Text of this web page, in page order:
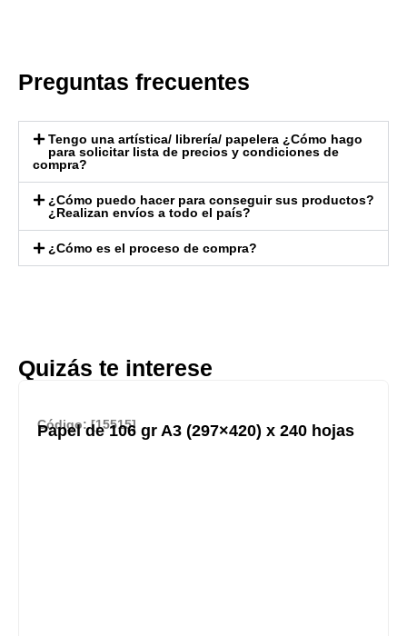
Preguntas frecuentes
Tengo una artística/ librería/ papelera ¿Cómo hago
para solicitar lista de precios y condiciones de
compra?
¿Cómo puedo hacer para conseguir sus productos?
¿Realizan envíos a todo el país?
¿Cómo es el proceso de compra?
Quizás te interese
Código: [15515]
Papel de 106 gr A3 (297×420) x 240 hojas